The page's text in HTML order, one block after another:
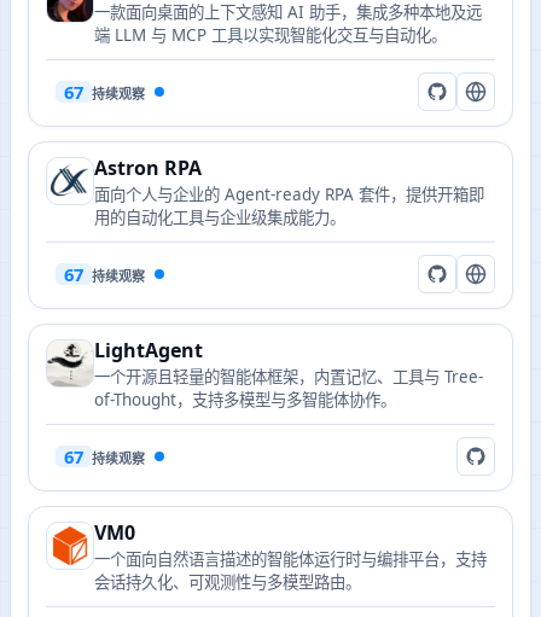
一款面向桌面的上下文感知 AI 助手，集成多种本地及远
端 LLM 与 MCP 工具以实现智能化交互与自动化。
67 持续观察
Astron RPA
面向个人与企业的 Agent-ready RPA 套件，提供开箱即
用的自动化工具与企业级集成能力。
67 持续观察
LightAgent
一个开源且轻量的智能体框架，内置记忆、工具与 Tree-
of-Thought，支持多模型与多智能体协作。
67 持续观察
VM0
一个面向自然语言描述的智能体运行时与编排平台，支持
会话持久化、可观测性与多模型路由。